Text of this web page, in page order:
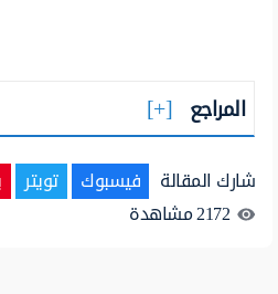
المراجع
شارك المقالة فيسبوك تويتر
2172مشاهدة